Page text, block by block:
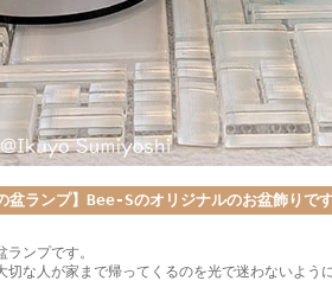
ランプ】Bee-Sのオリジナルのお盆飾りです
ンプです。
切な人が家まで帰ってくるのを光で迷わないよう